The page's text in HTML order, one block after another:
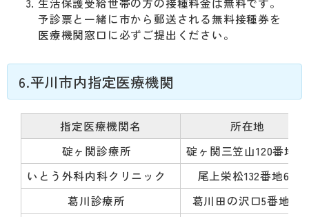
予診票と一緒に市から郵送される無料接種券を
医療機関窓口に必ずご提出ください。
6.平川市内指定医療機関
指定医療機関名
所在地
碇ヶ関診療所
碇ヶ関三笠山120番地1
いとう外科内科クリニック
尾上栄松132番地6
葛川診療所
葛川田の沢口5番地1